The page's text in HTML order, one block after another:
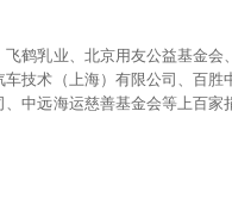
鹤乳业、北京用友公益基金
技术（上海）有限公司、百胜
中远海运慈善基金会等上百